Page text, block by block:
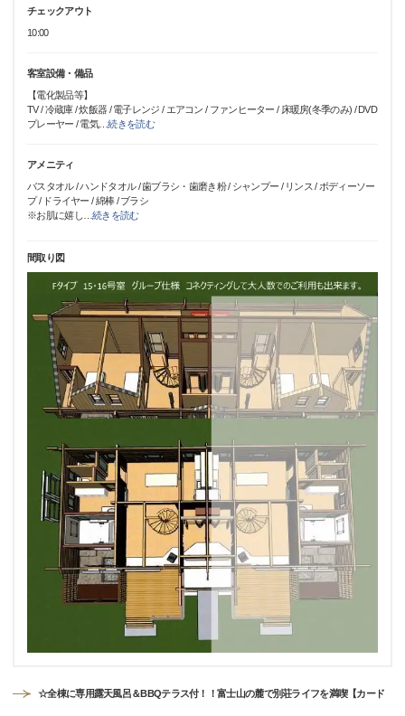
チェックアウト
10:00
客室設備・備品
【電化製品等】
TV / 冷蔵庫 / 炊飯器 / 電子レンジ / エアコン / ファンヒーター / 床暖房(冬季のみ) / DVD
プレーヤー / 電気…続きを読む
アメニティ
バスタオル / ハンドタオル / 歯ブラシ・歯磨き粉 / シャンプー / リンス / ボディーソー
プ / ドライヤー / 綿棒 / ブラシ
※お肌に嬉し …続きを読む
間取り図
☆全棟に専用露天風呂＆BBQテラス付！！富士山の麓で別荘ライフを満喫【カード